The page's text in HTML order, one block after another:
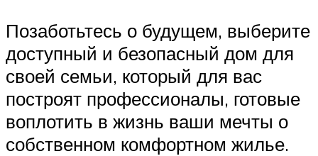
Позаботьтесь о будущем, выберите
доступный и безопасный дом для
своей семьи, который для вас
построят профессионалы, готовые
воплотить в жизнь ваши мечты о
собственном комфортном жилье.